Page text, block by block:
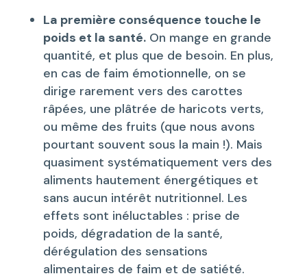
La première conséquence touche le
poids et la santé.On mange en grande
quantité, et plus que de besoin. En plus,
en cas de faim émotionnelle, on se
dirige rarement vers des carottes
râpées, une plâtrée de haricots verts,
ou même des fruits (que nous avons
pourtant souvent sous la main !). Mais
quasiment systématiquement vers des
aliments hautement énergétiques et
sans aucun intérêt nutritionnel. Les
effets sont inéluctables : prise de
poids, dégradation de la santé,
dérégulation des sensations
alimentaires de faim et de satiété.